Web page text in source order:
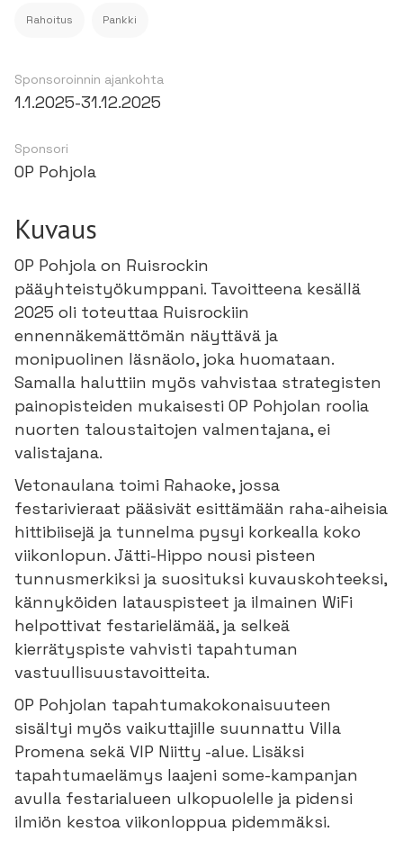
Rahoitus Pankki
Sponsoroinnin ajankohta
1.1.2025-31.12.2025
Sponsori
OP Pohjola
Kuvaus
OP Pohjola on Ruisrockin
pääyhteistyökumppani. Tavoitteena kesällä
2025 oli toteuttaa Ruisrockiin
ennennäkemättömän näyttävä ja
monipuolinen läsnäolo, joka huomataan.
Samalla haluttiin myös vahvistaa strategisten
painopisteiden mukaisesti OP Pohjolan roolia
nuorten taloustaitojen valmentajana, ei
valistajana.
Vetonaulana toimi Rahaoke, jossa
festarivieraat pääsivät esittämään raha-aiheisia
hittibiisejä ja tunnelma pysyi korkealla koko
viikonlopun. Jätti-Hippo nousi pisteen
tunnusmerkiksi ja suosituksi kuvauskohteeksi,
kännyköiden latauspisteet ja ilmainen WiFi
helpottivat festarielämää, ja selkeä
kierrätyspiste vahvisti tapahtuman
vastuullisuustavoitteita.
OP Pohjolan tapahtumakokonaisuuteen
sisältyi myös vaikuttajille suunnattu Villa
Promena sekä VIP Niitty -alue. Lisäksi
tapahtumaelämys laajeni some-kampanjan
avulla festarialueen ulkopuolelle ja pidensi
ilmiön kestoa viikonloppua pidemmäksi.